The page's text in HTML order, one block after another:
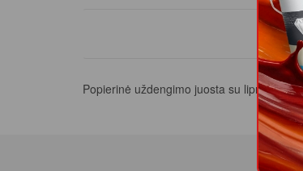
Popierinė uždengimo juosta su lipniu